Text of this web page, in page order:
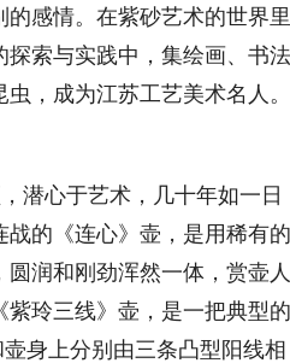
感情。在紫砂艺术的世界里
索与实践中，集绘画、书
，成为江苏工艺美术名人
心于艺术，几十年如一日
的《连心》壶，是用稀有
润和刚劲浑然一体，赏壶
玲三线》壶，是一把典型
身上分别由三条凸型阳线相